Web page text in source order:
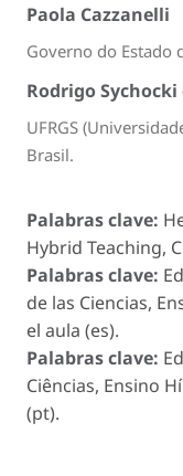
Paola Cazzanelli
Governo do Estado
Rodrigo Sychocki
UFRGS
Brasil.
Palabras clave:
Hybrid Teaching,
Palabras clave:
de las Ciencias,
el aula (es).
Palabras clave:
Ciências, Ensino
(pt).